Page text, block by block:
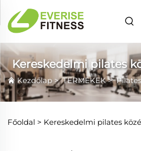
Kereskedelmi pilates
Kezdőlap >TERMÉKEK>
Főoldal > Kereskedelmi pilates